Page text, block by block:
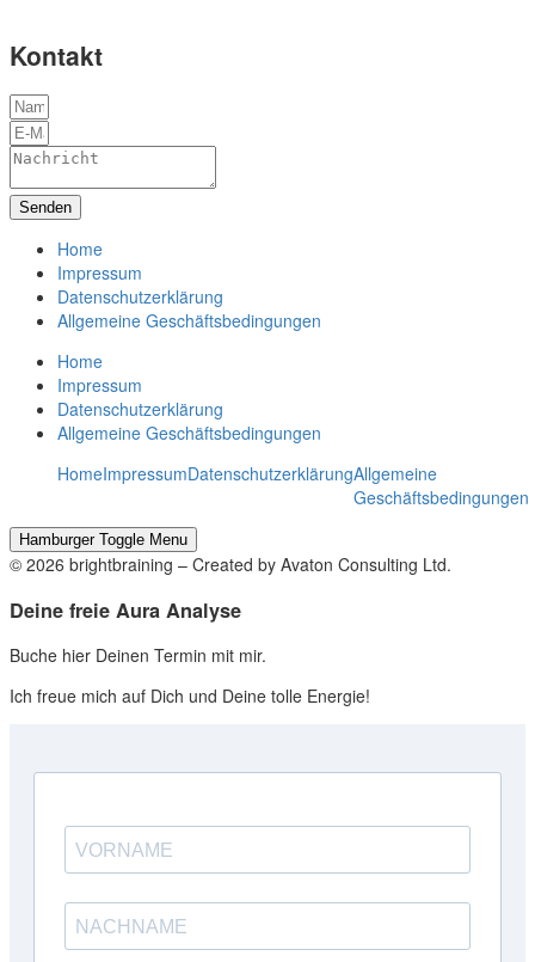
Kontakt
Senden
Home
Impressum
Datenschutzerklärung
Allgemeine Geschäftsbedingungen
Home
Impressum
Datenschutzerklärung
Allgemeine Geschäftsbedingungen
HomeImpressumDatenschutzerklärungAllgemeine
Geschäftsbedingungen
Hamburger Toggle Menu
© 2026 brightbraining – Created by Avaton Consulting Ltd.
Deine freie Aura Analyse
Buche hier Deinen Termin mit mir.
Ich freue mich auf Dich und Deine tolle Energie!